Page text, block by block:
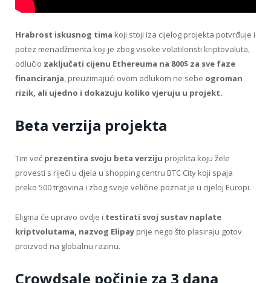
Hrabrost iskusnog tima koji stoji iza cijelog projekta potvrđuje i
potez menadžmenta koji je zbog visoke volatilonsti kriptovaluta,
odlučio zaključati cijenu Ethereuma na 800$ za sve faze
financiranja, preuzimajući ovom odlukom ne sebe ogroman
rizik, ali ujedno i dokazuju koliko vjeruju u projekt.
Beta verzija projekta
Tim već prezentira svoju beta verziju projekta koju žele
provesti s riječi u djela u shopping centru BTC City koji spaja
preko 500 trgovina i zbog svoje veličine poznat je u cijeloj Europi.
Eligma će upravo ovdje i testirati svoj sustav naplate
kriptvolutama, nazvog Elipay prije nego što plasiraju gotov
proizvod na globalnu razinu.
Crowdsale počinje za 3 dana